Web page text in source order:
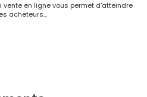
vente en ligne vous permet d'atteindre
acheteurs...